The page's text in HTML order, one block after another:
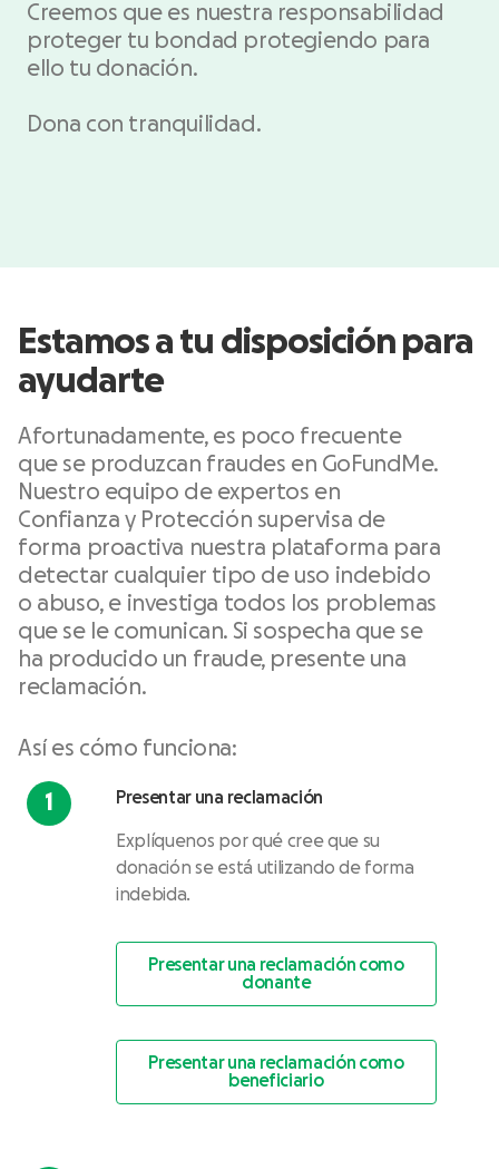
Creemos que es nuestra responsabilidad
proteger tu bondad protegiendo para
ello tu donación.
Dona con tranquilidad.
Estamos a tu disposición para
ayudarte
Afortunadamente, es poco frecuente
que se produzcan fraudes en GoFundMe.
Nuestro equipo de expertos en
Confianza y Protección supervisa de
forma proactiva nuestra plataforma para
detectar cualquier tipo de uso indebido
o abuso, e investiga todos los problemas
que se le comunican. Si sospecha que se
ha producido un fraude, presente una
reclamación.
Así es cómo funciona:
Presentar una reclamación
Explíquenos por qué cree que su
donación se está utilizando de forma
indebida.
Presentar una reclamación como
donante
Presentar una reclamación como
beneficiario